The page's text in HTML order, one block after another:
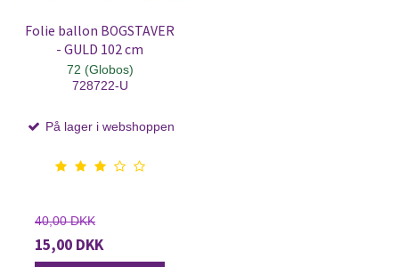
Folie ballon BOGSTAVER
- GULD 102 cm
72 (Globos)
728722-U
På lager i webshoppen
40,00 DKK
15,00 DKK